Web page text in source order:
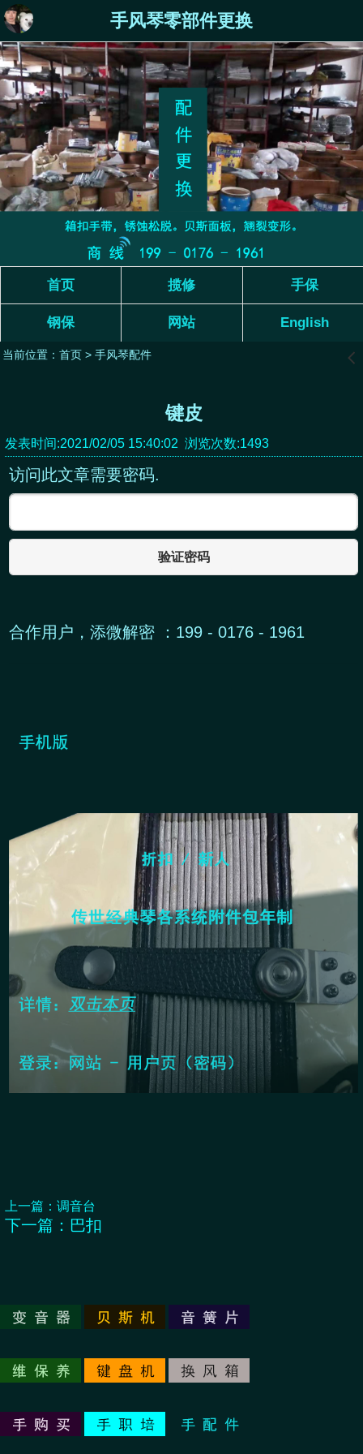
手风琴零部件更换
首页 揽修 手保
钢保 网站 English
当前位置： 首页> 手风琴配件 󰊒
键皮
发表时间:2021/02/05 15:40:02 浏览次数:1493
访问此文章需要密码.
验证密码
合作用户，添微解密 ：199 - 0176 - 1961
上一篇： 调音台
下一篇： 巴扣